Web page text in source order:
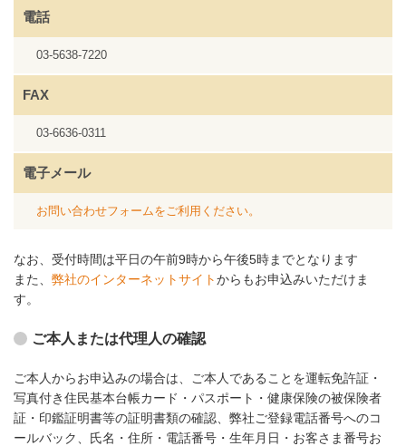
電話
03-5638-7220
FAX
03-6636-0311
電子メール
お問い合わせフォームをご利用ください。
なお、受付時間は平日の午前9時から午後5時までとなります
また、 弊社のインターネットサイトからもお申込みいただけま
す。
ご本人または代理人の確認
ご本人からお申込みの場合は、ご本人であることを運転免許証・
写真付き住民基本台帳カード・パスポート・健康保険の被保険者
証・印鑑証明書等の証明書類の確認、弊社ご登録電話番号へのコ
ールバック、氏名・住所・電話番号・生年月日・お客さま番号お